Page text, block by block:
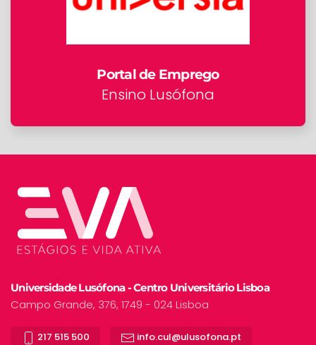
Portal de Emprego
Ensino Lusófona
Universidade Lusófona - Centro Universitário Lisboa
Campo Grande, 376, 1749 - 024 Lisboa
217 515 500 info.cul@ulusofona.pt